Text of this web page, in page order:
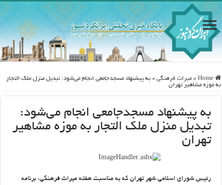
Home
» ميراث فرهنگی » به پیشنهاد مسجدجامعی انجام می‌شود: تبدیل منزل ملک التجار
به موزه مشاهیر تهران
به پیشنهاد مسجدجامعی انجام می‌شود:
تبدیل منزل ملک التجار به موزه مشاهیر
تهران
رئیس شورای اسلامی شهر تهران که به مناسبت هفته میراث فرهنگی، برنامه